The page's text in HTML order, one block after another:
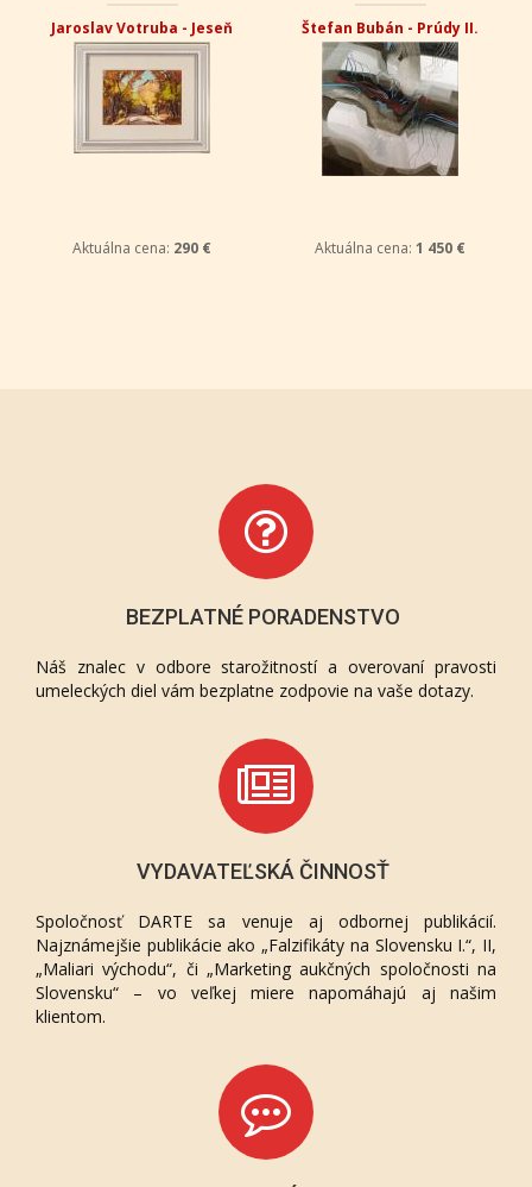
Jaroslav Votruba - Jeseň
Aktuálna cena: 290 €
Štefan Bubán - Prúdy II.
Aktuálna cena: 1 450 €
BEZPLATNÉ PORADENSTVO
Náš znalec v odbore starožitností a overovaní pravosti
umeleckých diel vám bezplatne zodpovie na vaše dotazy.
VYDAVATEĽSKÁ ČINNOSŤ
Spoločnosť DARTE sa venuje aj odbornej publikácií.
Najznámejšie publikácie ako „Falzifikáty na Slovensku I.“, II,
„Maliari východu“, či „Marketing aukčných spoločnosti na
Slovensku“ – vo veľkej miere napomáhajú aj našim
klientom.